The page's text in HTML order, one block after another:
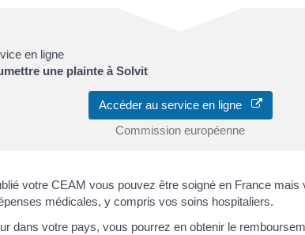
en ligne
une plainte à Solvit
Accéder au service en ligne
Commission européenne
votre CEAM vous pouvez être soigné en France mais
médicales, y compris vos soins hospitaliers.
dans votre pays, vous pourrez en obtenir le